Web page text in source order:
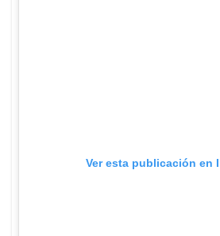
Ver esta publicación en